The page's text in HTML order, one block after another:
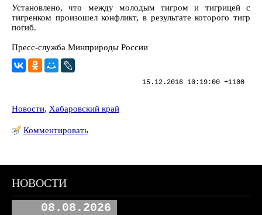
Установлено, что между молодым тигром и тигрицей с
тигренком произошел конфликт, в результате которого тигр
погиб.
Пресс-служба Минприроды России
15.12.2016 10:19:00 +1100
Новости, Хабаровский край
Комментировать
НОВОСТИ
08.08.2026